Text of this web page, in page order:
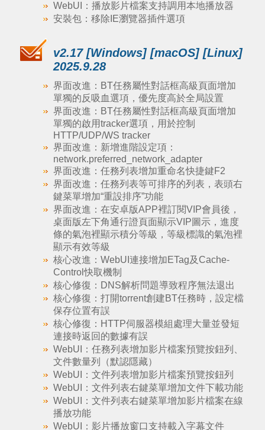
WebUI：播放影片檔案支持調用本地播放器
安裝包：移除IE瀏覽器插件選項
v2.17 [Windows] [macOS] [Linux]
2025.9.28
界面改進：BT任務屬性對話框高級頁面增加
單獨的反吸血選項，優先度高於全局設置
界面改進：BT任務屬性對話框高級頁面增加
單獨的啟用tracker選項，用於控制
HTTP/UDP/WS tracker
界面改進：新增進階設定項：
network.preferred_network_adapter
界面改進：任務列表增加重命名快捷鍵F2
界面改進：任務列表等可排序的列表，表頭右
鍵菜單增加“重設排序”功能
界面改進：在安卓版APP裡訂閱VIP會員後，
桌面版左下角通行證頁面顯示VIP圖示，進度
條的氣泡裡顯示積分等級，等級標識的氣泡裡
顯示有效等級
核心改進：WebUI連接增加ETag及Cache-
Control快取機制
核心修復：DNS解析問題導致程序無法退出
核心修復：打開torrent創建BT任務時，設定檔
保存位置有誤
核心修復：HTTP伺服器模組處理大量並發短
連接時返回的數據有誤
WebUI：任務列表增加影片檔案預覽按鈕列、
文件數量列（默認隱藏）
WebUI：文件列表增加影片檔案預覽按鈕列
WebUI：文件列表右鍵菜單增加文件下載功能
WebUI：文件列表右鍵菜單增加影片檔案在線
播放功能
WebUI：影片播放窗口支持載入字幕文件